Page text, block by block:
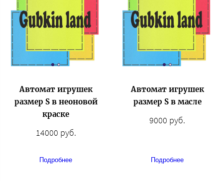
Автомат игрушек
размер S в неоновой
краске
14000 руб.
Подробнее
Автомат игрушек
размер S в масле
9000 руб.
Подробнее